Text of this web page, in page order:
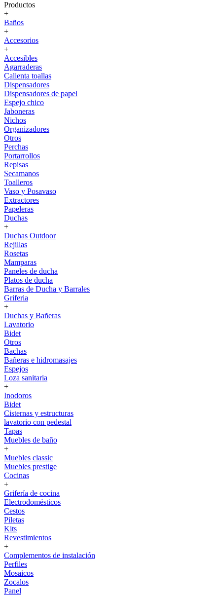
Productos
+
Baños
+
Accesorios
+
Accesibles
Agarraderas
Calienta toallas
Dispensadores
Dispensadores de papel
Espejo chico
Jaboneras
Nichos
Organizadores
Otros
Perchas
Portarrollos
Repisas
Secamanos
Toalleros
Vaso y Posavaso
Extractores
Papeleras
Duchas
+
Duchas Outdoor
Rejillas
Rosetas
Mamparas
Paneles de ducha
Platos de ducha
Barras de Ducha y Barrales
Griferia
+
Duchas y Bañeras
Lavatorio
Bidet
Otros
Bachas
Bañeras e hidromasajes
Espejos
Loza sanitaria
+
Inodoros
Bidet
Cisternas y estructuras
lavatorio con pedestal
Tapas
Muebles de baño
+
Muebles classic
Muebles prestige
Cocinas
+
Grifería de cocina
Electrodomésticos
Cestos
Piletas
Kits
Revestimientos
+
Complementos de instalación
Perfiles
Mosaicos
Zocalos
Panel